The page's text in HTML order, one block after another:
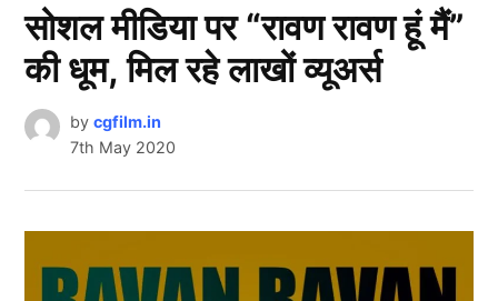
सोशल मीडिया पर “रावण रावण हूं मैं”
की धूम, मिल रहे लाखों व्यूअर्स
by cgfilm.in
7th May 2020